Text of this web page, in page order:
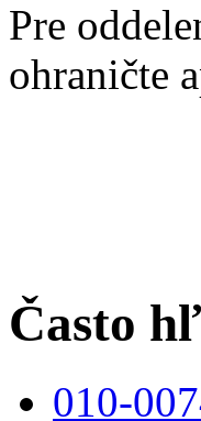
Pre
ohraničte
Často
010-